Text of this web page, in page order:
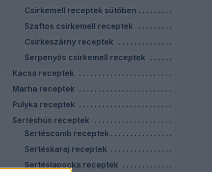
Csirkemell receptek sütőben
Szaftos csirkemell receptek
Csirkeszárny receptek
Serpenyős csirkemell receptek
Kacsa receptek
Marha receptek
Pulyka receptek
Sertéshús receptek
Sertéscomb receptek
Sertéskaraj receptek
Sertéslapocka receptek